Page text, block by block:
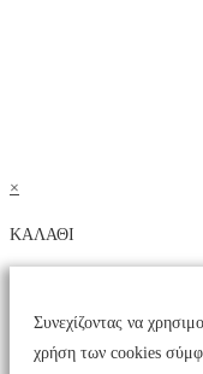
×
ΚΑΛΑΘΙ
Συνεχίζοντας να
χρήση των cookies